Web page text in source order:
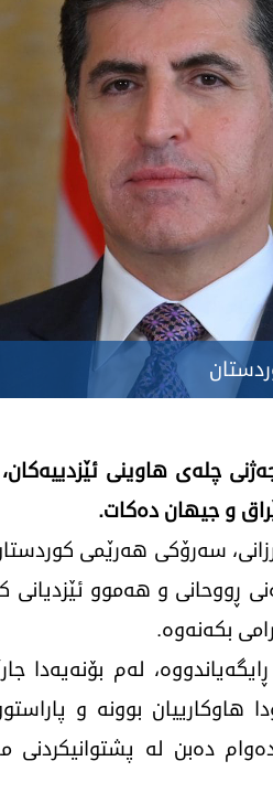
چله‌ی هاوینی ئێزدییه‌كان،
و جیهان ده‌كات.
2024، نێچیرڤان بارزانی، سه‌رۆكی
ڕووحانی و هه‌موو
بكه‌نه‌وه‌.
له‌م بۆنه‌یه‌دا
هاوكارییان بوونه‌ و
ده‌بن له‌